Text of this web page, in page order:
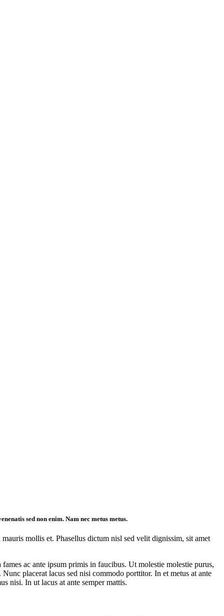
sed non enim. Nam nec metus metus.
mollis et. Phasellus dictum nisl sed velit dignissim, sit amet
ac ante ipsum primis in faucibus. Ut molestie molestie purus,
placerat lacus sed nisi commodo porttitor. In et metus at ante
nisi. In ut lacus at ante semper mattis.